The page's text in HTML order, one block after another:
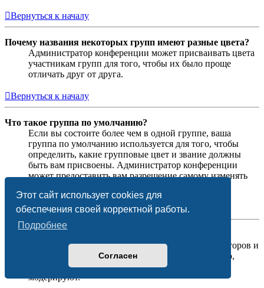
Этот сайт использует cookies для
обеспечения своей корректной работы.
Подробнее
Согласен
Вернуться к началу
Почему названия некоторых групп имеют разные цвета?
Администратор конференции может присваивать цвета
участникам групп для того, чтобы их было проще
отличать друг от друга.
Вернуться к началу
Что такое группа по умолчанию?
Если вы состоите более чем в одной группе, ваша
группа по умолчанию используется для того, чтобы
определить, какие групповые цвет и звание должны
быть вам присвоены. Администратор конференции
может предоставить вам разрешение самому изменять
Вернуться к началу
На этой странице вы найдёте список администраторов и
модераторов конференции и другую информацию,
такую как сведения о форумах, которые они
модерируют.